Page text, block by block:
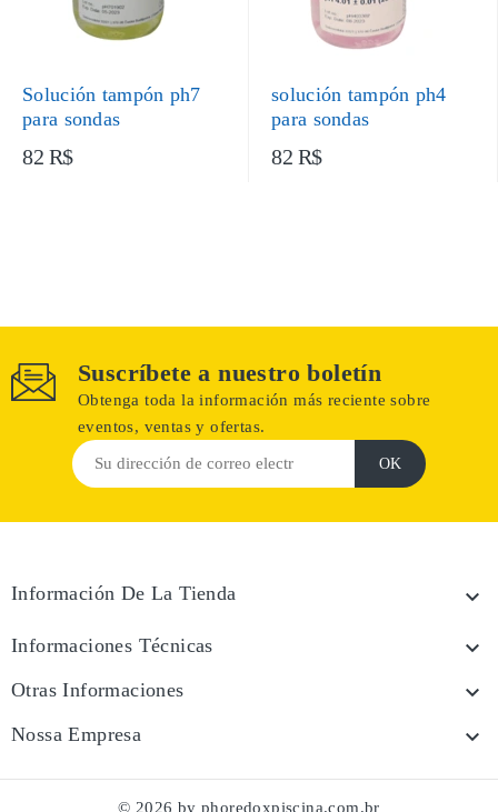
Solución tampón ph7
para sondas
82 R$
solución tampón ph4
para sondas
82 R$
Suscríbete a nuestro boletín
Obtenga toda la información más reciente sobre
eventos, ventas y ofertas.
Información De La Tienda 
Informaciones Técnicas 
Otras Informaciones 
Nossa Empresa 
© 2026 by phoredoxpiscina.com.br